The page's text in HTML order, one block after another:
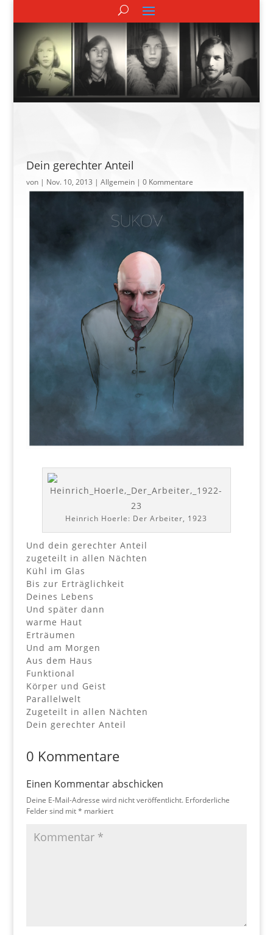
Dein gerechter Anteil
von | Nov. 10, 2013 | Allgemein | 0 Kommentare
Heinrich Hoerle: Der Arbeiter, 1923
Und dein gerechter Anteil
zugeteilt in allen Nächten
Kühl im Glas
Bis zur Erträglichkeit
Deines Lebens
Und später dann
warme Haut
Erträumen
Und am Morgen
Aus dem Haus
Funktional
Körper und Geist
Parallelwelt
Zugeteilt in allen Nächten
Dein gerechter Anteil
0 Kommentare
Einen Kommentar abschicken
Deine E-Mail-Adresse wird nicht veröffentlicht. Erforderliche
Felder sind mit* markiert